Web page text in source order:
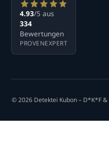
4.93/5 aus
334
Bewertungen
PROVENEXPERT
© 2026 Detektei Kubon – D*K*F